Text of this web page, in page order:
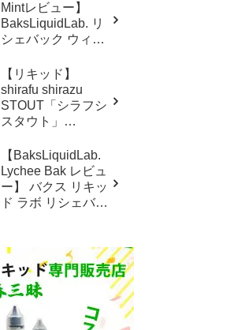
Mintレビュー】
BaksLiquidLab. リ
シェバック ウィズ
【リキッド】
shirafu shirazu
STOUT「シラフシ
スタウト」
ビュー
【BaksLiquidLab.
Lychee Bak レビュ
ー】 バクス リキッ
ド ラボ リシェバッ